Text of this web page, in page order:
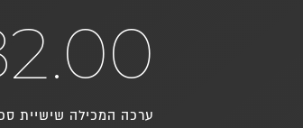
ערכה המכילה שישיית